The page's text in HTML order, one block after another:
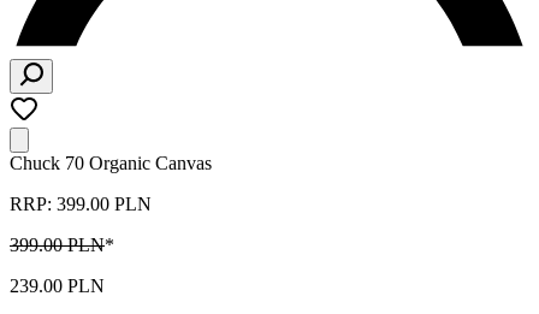
Chuck 70 Organic Canvas
RRP: 399.00 PLN
399.00 PLN*
239.00 PLN